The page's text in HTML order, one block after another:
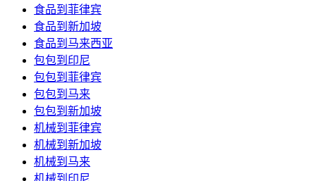
食品到菲律宾
食品到新加坡
食品到马来西亚
包包到印尼
包包到菲律宾
包包到马来
包包到新加坡
机械到菲律宾
机械到新加坡
机械到马来